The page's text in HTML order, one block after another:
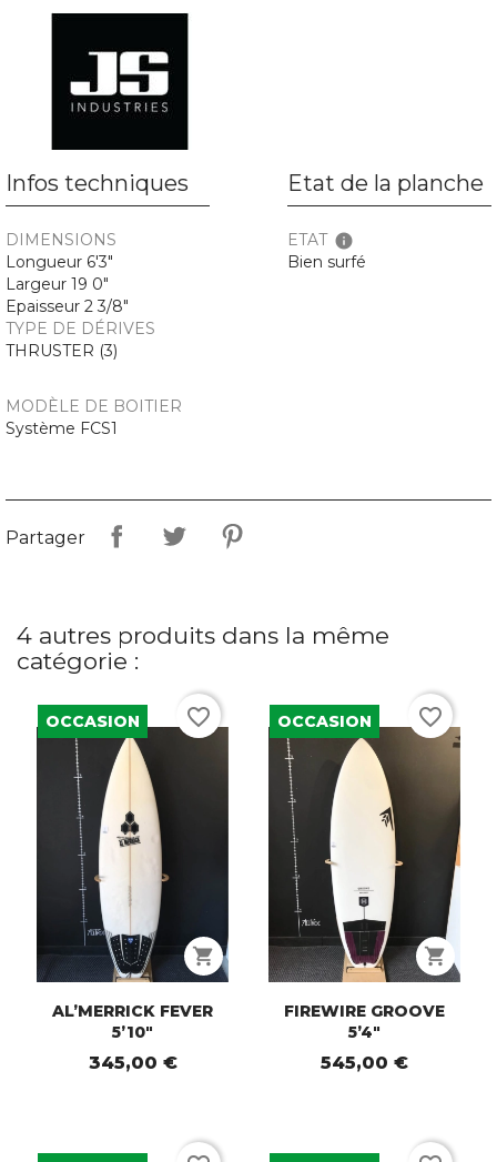
Infos techniques
DIMENSIONS
Longueur 6'3"
Largeur 19 0"
Epaisseur 2 3/8"
TYPE DE DÉRIVES
THRUSTER (3)
MODÈLE DE BOITIER
Système FCS1
Etat de la planche
ETAT info
Bien surfé
Partager
4 autres produits dans la même
catégorie :
shopping_cart
AL’MERRICK FEVER
5’10"
345,00 €
OCCASION favorite_border
shopping_cart
FIREWIRE GROOVE
5’4"
545,00 €
OCCASION favorite_border